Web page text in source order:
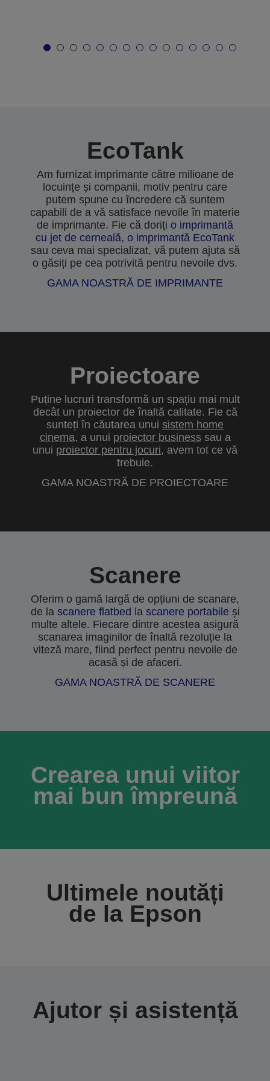
EcoTank
Am furnizat imprimante către milioane de
locuințe și companii, motiv pentru care
putem spune cu încredere că suntem
capabili de a vă satisface nevoile în materie
de imprimante. Fie că doriți o imprimantă
cu jet de cerneală, o imprimantă EcoTank
sau ceva mai specializat, vă putem ajuta să
o găsiți pe cea potrivită pentru nevoile dvs.
GAMA NOASTRĂ DE IMPRIMANTE
Proiectoare
Puține lucruri transformă un spațiu mai mult
decât un proiector de înaltă calitate. Fie că
sunteți în căutarea unui sistem home
cinema, a unui proiector businesssau a
unui proiector pentru jocuri, avem tot ce vă
trebuie.
GAMA NOASTRĂ DE PROIECTOARE
Scanere
Oferim o gamă largă de opțiuni de scanare,
de la scanere flatbed la scanere portabile și
multe altele. Fiecare dintre acestea asigură
scanarea imaginilor de înaltă rezoluție la
viteză mare, fiind perfect pentru nevoile de
acasă și de afaceri.
GAMA NOASTRĂ DE SCANERE
Crearea unui viitor
mai bun împreună
Ultimele noutăți
de la Epson
Ajutor și asistență